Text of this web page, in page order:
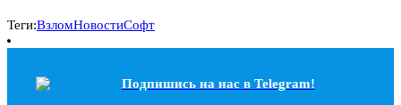
Теги:ВзломНовостиСофт
Подпишись на наc в Telegram!